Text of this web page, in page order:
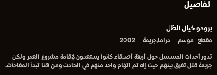
تفاصيل
برومو خيال الظل
مقطع موسم دراما,جريمة 2002
تدور أحداث المسلسل حول أربعة أصدقاء كانوا يستعدون لإقامة مشروع العمر ولكن
جريمة قتل تفرق بينهم حيث إنه تم اتهام واحد منهم في الحادث ومن هنا تبدأ المفاجآت.